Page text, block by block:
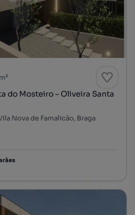
do Mosteiro – Oliveira Santa
Nova de Famalicão, Braga